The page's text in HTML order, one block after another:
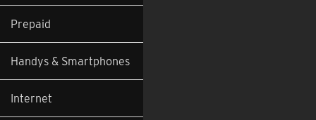
Prepaid
Handys & Smartphones
Internet